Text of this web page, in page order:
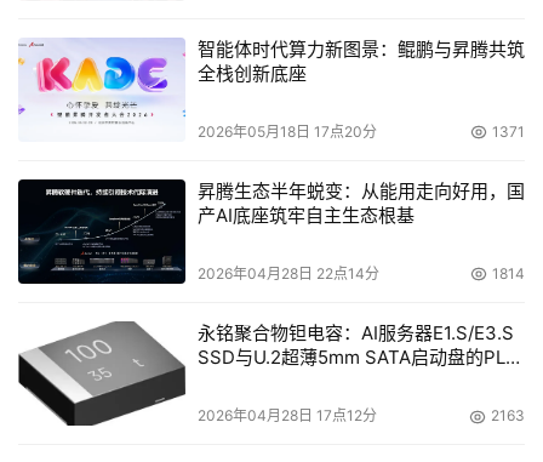
智能体时代算力新图景：鲲鹏与昇腾共筑
全栈创新底座
2026年05月18日 17点20分 1371
昇腾生态半年蜕变：从能用走向好用，国
产AI底座筑牢自主生态根基
2026年04月28日 22点14分 1814
永铭聚合物钽电容：AI服务器E1.S/E3.S
SSD与U.2超薄5mm SATA启动盘的PLP
2026年04月28日 17点12分 2163